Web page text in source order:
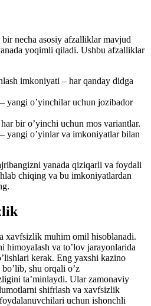
necha asosiy afzalliklar mavjud
yoqimli qiladi. Ushbu afzalliklar
imkoniyati – har qanday didga
yangi o’yinchilar uchun jozibador
bir o’yinchi uchun mos variantlar.
yangi o’yinlar va imkoniyatlar bilan
yanada qiziqarli va foydali
chiqing va bu imkoniyatlardan
xavfsizlik muhim omil hisoblanadi.
himoyalash va to’lov jarayonlarida
kerak. Eng yaxshi kazino
shu orqali o’z
ta’minlaydi. Ular zamonaviy
shifrlash va xavfsizlik
uchun ishonchli